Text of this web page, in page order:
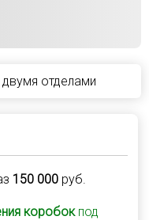
отделами
150 000руб.
коробокпод